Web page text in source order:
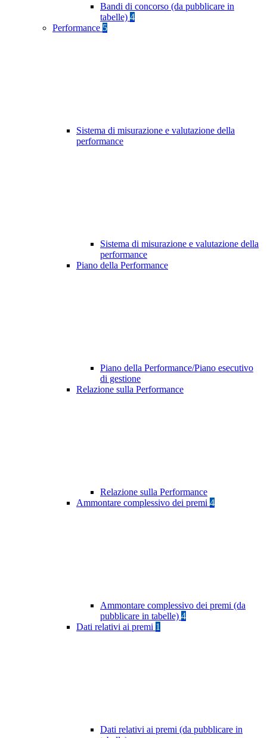
Bandi di concorso (da pubblicare in
tabelle) 4
Performance 5
Sistema di misurazione e valutazione della
performance
Sistema di misurazione e valutazione della
performance
Piano della Performance
Piano della Performance/Piano esecutivo
di gestione
Relazione sulla Performance
Relazione sulla Performance
Ammontare complessivo dei premi 4
Ammontare complessivo dei premi (da
pubblicare in tabelle) 4
Dati relativi ai premi 1
Dati relativi ai premi (da pubblicare in